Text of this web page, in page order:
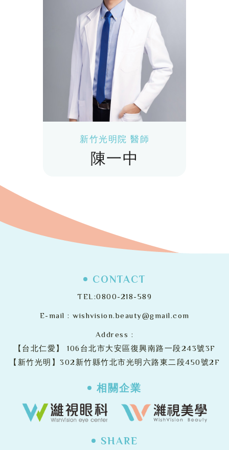
新竹光明院 醫師
陳一中
CONTACT
TEL:0800-218-589
E-mail : wishvision.beauty@gmail.com
Address :
【台北仁愛】 106台北市大安區復興南路一段243號3F
【新竹光明】302新竹縣竹北市光明六路東二段450號2F
相關企業
SHARE